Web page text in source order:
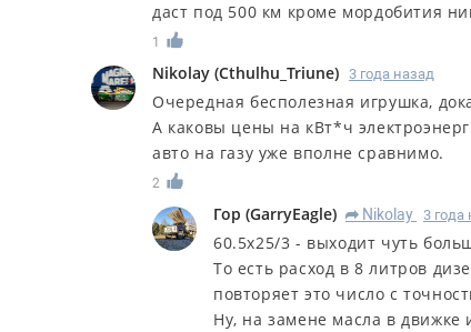
даст под 500 км кроме мордобития
1
Nikolay (Cthulhu_Triune) 3 года назад
Очередная бесполезная игрушка,
А каковы цены на кВт*ч
авто на газу уже вполне сравнимо.
2
Гор (GarryEagle) R Nikolay 3 года
60.5х25/3 - выходит чуть
То есть расход в 8 литров
повторяет это число с
Ну, на замене масла в движке